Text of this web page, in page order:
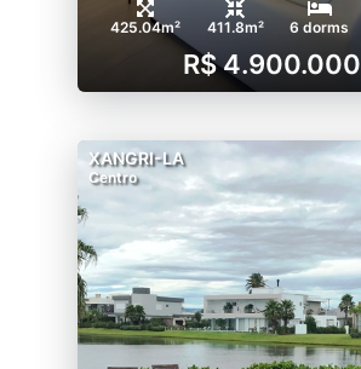
425.04m² 411.8m² 6 dorms
R$ 4.900.000
XANGRI-LA
Centro